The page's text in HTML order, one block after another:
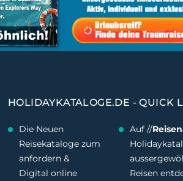
HOLIDAYKATALOGE.DE - QUICK
Die Neuen
Reisekataloge zum
anfordern &
Digital online
Auf //
Reisen